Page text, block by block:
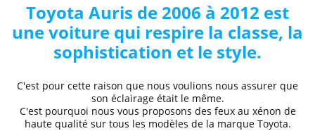
Toyota Auris de 2006 à 2012 est
une voiture qui respire la classe, la
sophistication et le style.
C'est pour cette raison que nous voulions nous assurer que
son éclairage était le même.
C'est pourquoi nous vous proposons des feux au xénon de
haute qualitésur tous les modèles de la marque Toyota.